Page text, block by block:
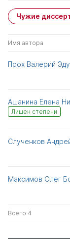
Чужие
Имя автора
Прох Валерий
Ашанина Елена
Лишен степени
Слученков
Максимов Олег
Всего 4